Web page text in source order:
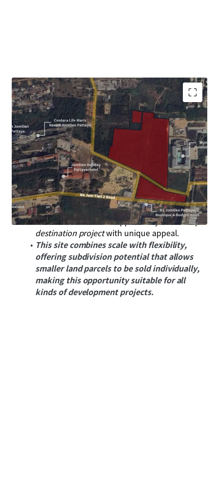
Strategic Location:Prime spot in Na Jom Tien
2, Pattaya, a major tourist hub driving demand.
Size Advantage:Large land area of
25,369
sq.wahoffering development flexibility.
High Demand Locale:Offersabove-market
potential due to rising regional popularity.
Future Growth:Pattaya’s economic growth
prospects enhance investment appeal.
Value Add Potential:Opportunity to develop a
destination projectwith unique appeal.
This site combines scale with flexibility,
offering subdivision potential that allows
smaller land parcels to be sold individually,
making this opportunity suitable for all
kinds of development projects.